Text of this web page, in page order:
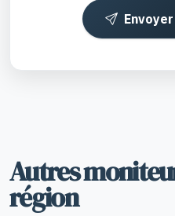
Autres
région